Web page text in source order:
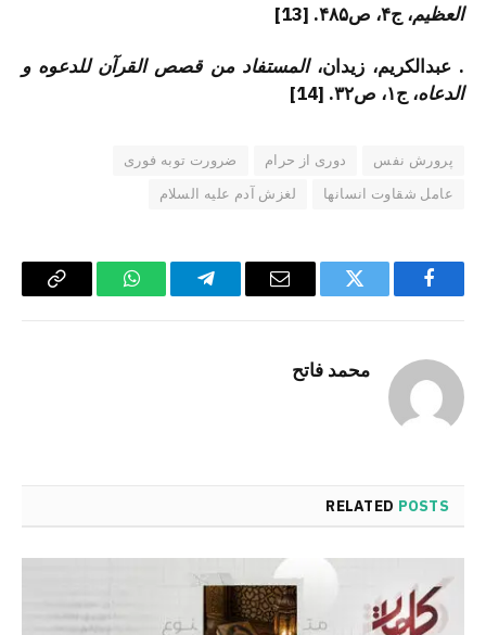
العظیم، ج۴، ص۴۸۵. [13]
. عبدالکریم، زیدان،المستفاد من قصص القرآن للدعوه و
الدعاه، ج۱، ص۳۲. [14]
پرورش نفس دوری از حرام
ضرورت توبه فوری
عامل شقاوت انسانها
لغزش آدم علیه السلام
Facebook
Twitter
Email
Telegram
WhatsApp
Copy
محمد فاتح
RELATED POSTS